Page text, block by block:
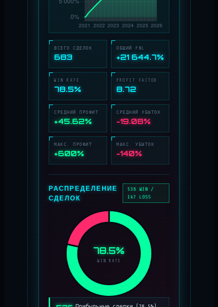
ВСЕГО СДЕЛОК
683
ОБЩИЙ PNL
+21 644.7%
WIN RATE
78.5%
PROFIT FACTOR
8.72
СРЕДНИЙ ПРОФИТ
+45.62%
СРЕДНИЙ УБЫТОК
−19.08%
МАКС. ПРОФИТ
+600%
МАКС. УБЫТОК
−140%
РАСПРЕДЕЛЕНИЕ
СДЕЛОК
536 WIN /
147 LOSS
78.5%
WIN RATE